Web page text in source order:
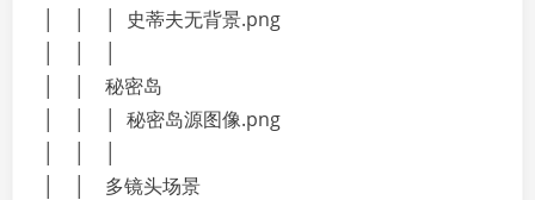
│ │ │ 史蒂夫无背景.png
│ │ 秘密岛
│ │ │ 秘密岛源图像.png
│ │ 多镜头场景